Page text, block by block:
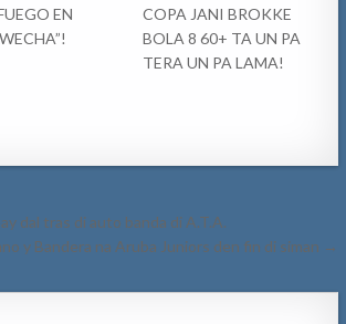
EN
COPA JANI BROKKE
BOLA 8 60+ TA UN PA
TERA UN PA LAMA!
dal tras di auto banda di A.T.A.
y Bandera na Aruba Juniors den fin di siman →